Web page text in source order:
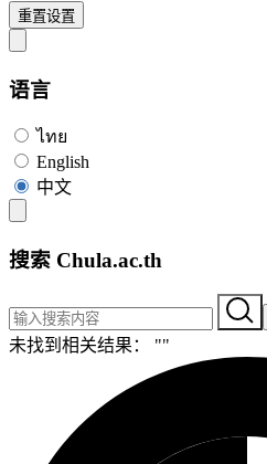
重置设置
语言
ไทย
English
中文
搜索 Chula.ac.th
未找到相关结果： ""